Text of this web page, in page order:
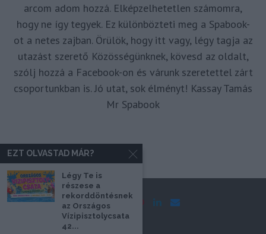
arcom adom hozzá. Elképzelhetetlen számomra,
hogy ne így tegyek. Ez különbözteti meg a Spabook-
ot a netes zajban. Örülök, hogy itt vagy, légy tagja az
utazást szerető Közösségünknek, kövesd az oldalt,
szólj hozzá a Facebook-on és várunk szeretettel zárt
csoportunkban is. Jó utat, sok élményt! Kassay Tamás
Mr Spabook
EZT OLVASTAD MÁR?
Légy Te is
részese a
rekorddöntésnek
az Országos
Vízipisztolycsata
42...